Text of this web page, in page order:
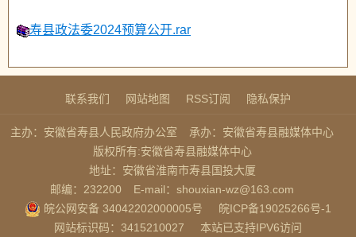
寿县政法委2024预算公开.rar
联系我们 网站地图 RSS订阅 隐私保护
主办：安徽省寿县人民政府办公室
承办：安徽省寿县融媒体中心
版权所有:安徽省寿县融媒体中心
地址：安徽省淮南市寿县国投大厦
邮编：232200
E-mail：shouxian-wz@163.com
皖公网安备 34042202000005号
皖ICP备19025266号-1
网站标识码：3415210027
本站已支持IPV6访问